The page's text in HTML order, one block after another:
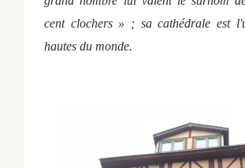
cent clochers » ; sa cathédrale est
hautes du monde.